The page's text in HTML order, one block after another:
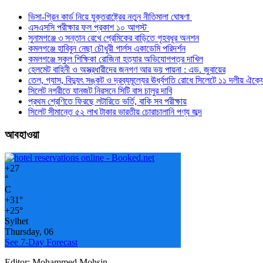
ভিসা-গ্রিন কার্ড নিয়ে যুক্তরাষ্ট্রের নতুন নীতিমালা ঘোষণা
এসএসসি পরীক্ষার ফল প্রকাশ ১০ আগস্ট
সুনামগঞ্জে ৩ সন্তান রেখে প্রেমিকের বাড়িতে গৃহবধূর অনশন
কমলগঞ্জে হাবিবুন নেছা চৌধুরী গার্লস একাডেমি পরিদর্শন
কমলগঞ্জে স্কুল শিক্ষিকা রোজিনা হত্যার অভিযোগপত্র দাখিল
হেলমেট বাহিনী ও অস্ত্রধারীদের জনগণ আর ভয় পায়না : এড. জুবায়ের
তেল, গ্যাস, বিদ্যুৎ সঙ্কট ও দ্রব্যমূল্যের ঊর্ধ্বগতি রোধে সিলেটে ১১ দলীয়
সিলেট নগরীতে যানজট নিরসনে সিটি বাস চালুর দাবি
প্রথম শ্রেণিতে ফিরছে লটারিতে ভর্তি, বাকি সব পরীক্ষায়
সিলেট সীমান্তে ৫২ লাখ টাকার ভারতীয় চোরাচালানি পণ্য জব্দ
আবহাওয়া
+27
°
C
+31°
+25°
Sylhet
Thursday, 06
See 7-Day Forecast